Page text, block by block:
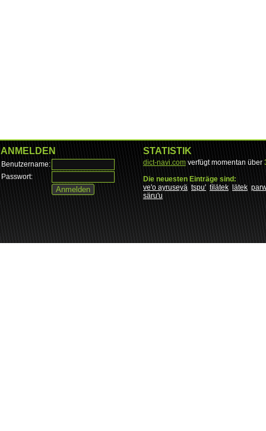
ANMELDEN
Benutzername:
Passwort:
STATISTIK
dict-navi.com verfügt momentan über
Die neuesten Einträge sind:
ve'o ayruseyä tspu' tìlätek lätek
säru'u